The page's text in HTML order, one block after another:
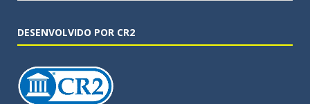
DESENVOLVIDO POR CR2